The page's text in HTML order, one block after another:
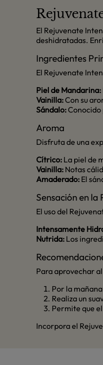
El Rejuvenate
deshidratadas.
Ingredientes
El Rejuvenate
Piel de Mandarina:
Vainilla:Con su
Sándalo:
Aroma
Disfruta de una
Cítrico: La piel de
Vainilla: Notas
Amaderado: El
Sensación en la
El uso del
Intensamente
Nutrida: Los
Para aprovechar
Por la
Realiza un
Permite que
Incorpora el